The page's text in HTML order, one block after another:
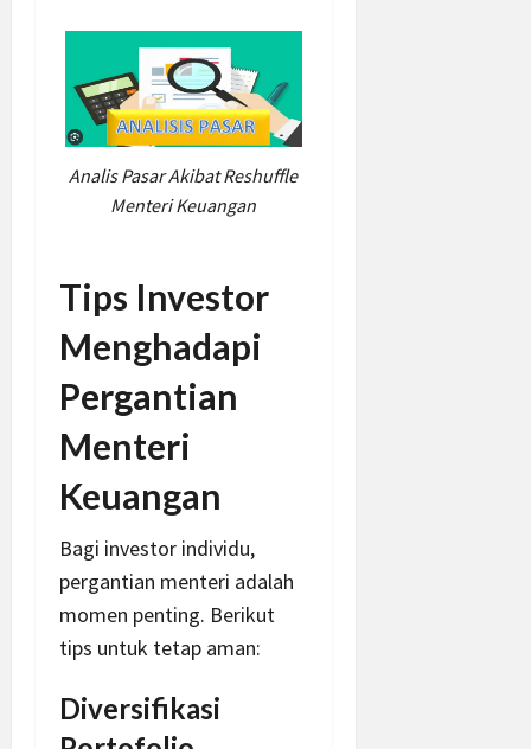
Analis Pasar Akibat Reshuffle
Menteri Keuangan
Tips Investor
Menghadapi
Pergantian
Menteri
Keuangan
Bagi investor individu,
pergantian menteri adalah
momen penting. Berikut
tips untuk tetap aman:
Diversifikasi